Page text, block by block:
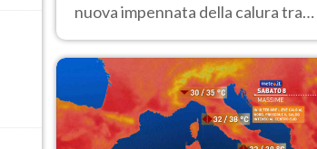
nuova impennata della calura tra
anche al Nord.